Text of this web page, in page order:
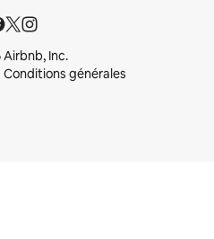
Inc.
Conditions générales